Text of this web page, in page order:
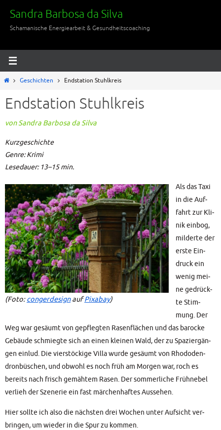
Inhalt
springen
Sandra Barbosa da Silva
Schamanische Energiearbeit & Gesundheitscoaching
StartGeschichten Endstation Stuhlkreis
Endstation Stuhlkreis
von San­dra Bar­bo­sa da Silva
Kurz­ge­schich­te
Gen­re: Kri­mi
Lese­dau­er: 13–15 min.
(Foto:con­ger­de­signaufPix­a­bay)
Als das Taxi
in die Auf­
fahrt zur Kli­
nik ein­bog,
mil­der­te der
ers­te Ein­
druck ein
wenig mei­
ne gedrück­
te Stim­
mung. Der
Weg war gesäumt von gepfleg­ten Rasen­flä­chen und das baro­cke
Gebäu­de schmieg­te sich an einen klei­nen Wald, der zu Spa­zier­gän­
gen ein­lud. Die vier­stö­cki­ge Vil­la wur­de gesäumt von Rho­do­den­
dron­bü­schen, und obwohl es noch früh am Mor­gen war, roch es
bereits nach frisch gemäh­tem Rasen. Der som­mer­li­che Früh­ne­bel
ver­lieh der Sze­ne­rie ein fast mär­chen­haf­tes Aussehen.
Hier soll­te ich also die nächs­ten drei Wochen unter Auf­sicht ver­
brin­gen, um wie­der in die Spur zu kommen.